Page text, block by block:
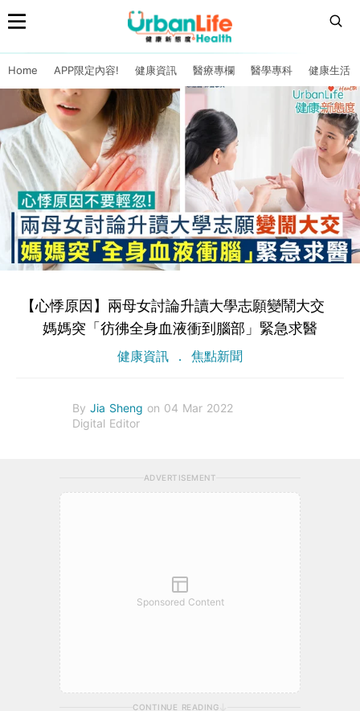
Home APP限定內容! 健康資訊 醫療專欄 醫學專科 健康生活
【心悸原因】兩母女討論升讀大學志願變鬧大交
媽媽突「彷彿全身血液衝到腦部」緊急求醫
健康資訊 焦點新聞
By Jia Sheng on 04 Mar 2022
Digital Editor
ADVERTISEMENT
Sponsored Content
CONTINUE READING